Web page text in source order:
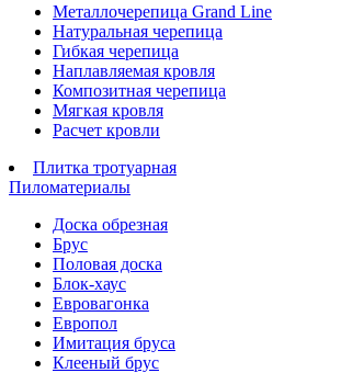
Металлочерепица Grand Line
Натуральная черепица
Гибкая черепица
Наплавляемая кровля
Композитная черепица
Мягкая кровля
Расчет кровли
Плитка тротуарная
Пиломатериалы
Доска обрезная
Брус
Половая доска
Блок-хаус
Евровагонка
Европол
Имитация бруса
Клееный брус